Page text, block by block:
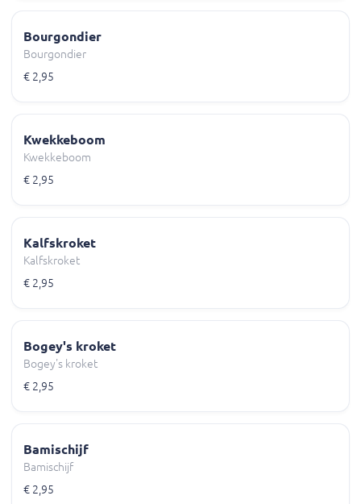
Bourgondier
Bourgondier
€ 2,95
Kwekkeboom
Kwekkeboom
€ 2,95
Kalfskroket
Kalfskroket
€ 2,95
Bogey's kroket
Bogey's kroket
€ 2,95
Bamischijf
Bamischijf
€ 2,95